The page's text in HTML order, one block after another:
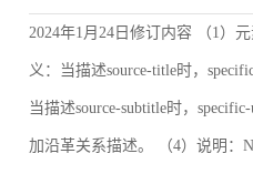
2024年1月24日修订内容 （1）
义：当描述source-title时，
当描述source-subtitle时，
加沿革关系描述。 （4）说明：